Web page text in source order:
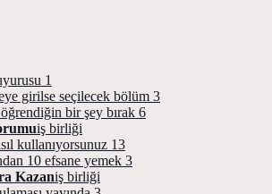
1
girilse seçilecek bölüm 3
bir şey bırak 6
iş birliği
kullanıyorsunuz 13
10 efsane yemek 3
Kazaniş birliği